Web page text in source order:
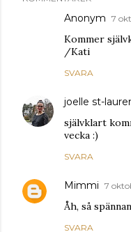
Anonym 7
Kommer
/Kati
SVARA
joelle st-
självklart
vecka :)
SVARA
Mimmi 7
Åh, så
SVARA